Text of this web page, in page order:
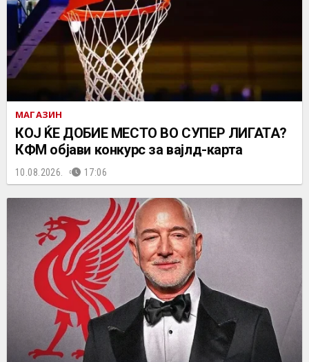
МАГАЗИН
КОЈ ЌЕ ДОБИЕ МЕСТО ВО СУПЕР ЛИГАТА?
КФМ објави конкурс за вајлд-карта
10.08.2026. 17:06